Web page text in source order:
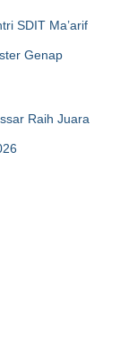
SDIT Ma’arif
Genap
Raih Juara